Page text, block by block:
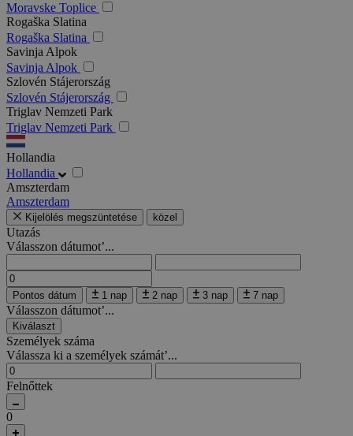
Moravske Toplice
Rogaška Slatina
Rogaška Slatina
Savinja Alpok
Savinja Alpok
Szlovén Stájerország
Szlovén Stájerország
Triglav Nemzeti Park
Triglav Nemzeti Park
Hollandia
Hollandia
Amszterdam
Amszterdam
Kijelölés megszüntetése közel
Utazás
Válasszon dátumot’...
Pontos dátum 1 nap 2 nap 3 nap 7 nap
Válasszon dátumot’...
Kiválaszt
Személyek száma
Válassza ki a személyek számát’...
Felnőttek
0